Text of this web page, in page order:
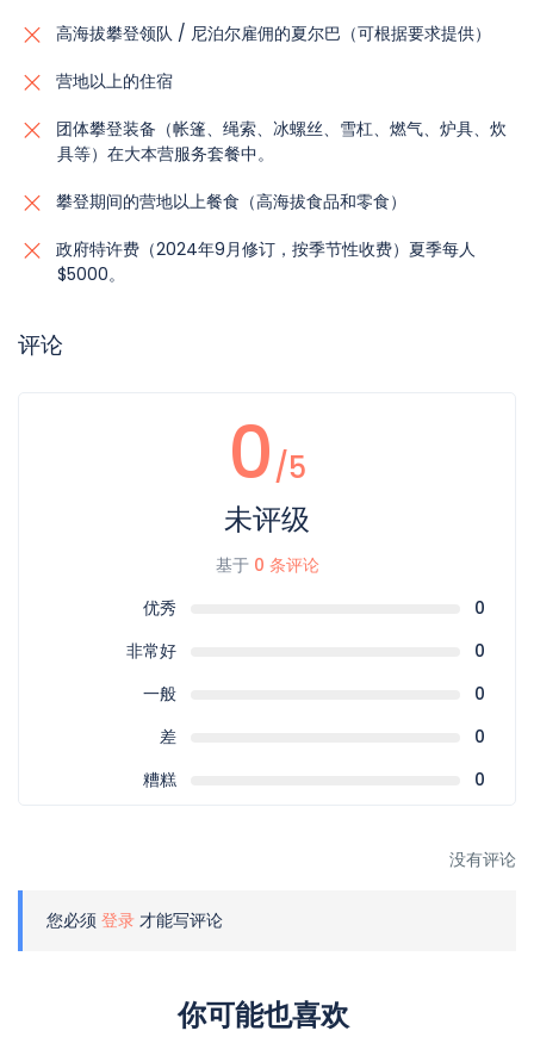
高海拔攀登领队 / 尼泊尔雇佣的夏尔巴（可根据要求提供）
营地以上的住宿
团体攀登装备（帐篷、绳索、冰螺丝、雪杠、燃气、炉具、炊
具等）在大本营服务套餐中。
攀登期间的营地以上餐食（高海拔食品和零食）
政府特许费（2024年9月修订，按季节性收费）夏季每人
$5000。
评论
0/5
未评级
基于 0 条评论
优秀
0
非常好
0
一般
0
差
0
糟糕
0
没有评论
您必须 登录 才能写评论
你可能也喜欢